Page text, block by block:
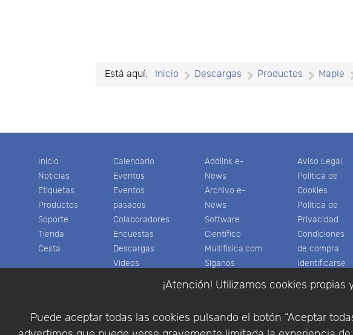
¡Atención! Utilizamos cookies
Puede aceptar todas las cookies pulsando el botón “Aceptar
Está aquí: Inicio Descargas Productos Maple
Inicio
Noticias
Etiquetas
Productos
Soporte
Tienda
Cesta
Calendario
Eventos
Eventos
pasados
Colaboradores
Encuestas
Descargas
Videos
Addlink e-
News
Archivo e-
News
Software
Científico
Multifisica.com
Síganos
Aviso Legal
Política de
Cookies
Política de
Privacidad
Condiciones
de compra
Identificarse